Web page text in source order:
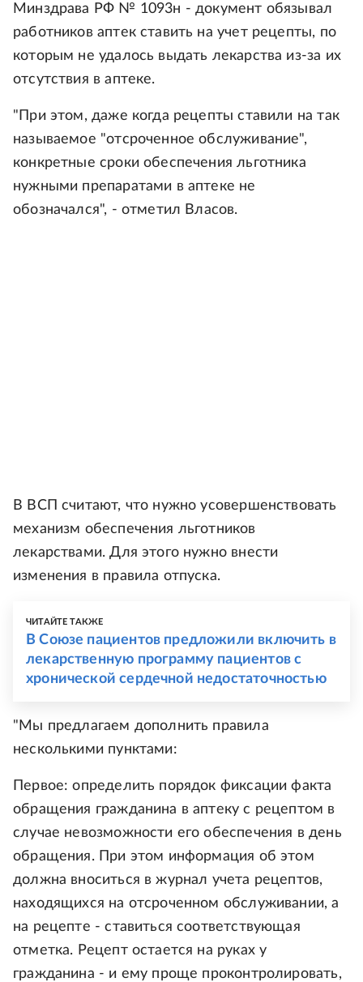
Минздрава РФ № 1093н - документ обязывал
работников аптек ставить на учет рецепты, по
которым не удалось выдать лекарства из-за их
отсутствия в аптеке.
"При этом, даже когда рецепты ставили на так
называемое "отсроченное обслуживание",
конкретные сроки обеспечения льготника
нужными препаратами в аптеке не
обозначался", - отметил Власов.
В ВСП считают, что нужно усовершенствовать
механизм обеспечения льготников
лекарствами. Для этого нужно внести
изменения в правила отпуска.
ЧИТАЙТЕ ТАКЖЕ
В Союзе пациентов предложили включить в
лекарственную программу пациентов с
хронической сердечной недостаточностью
"Мы предлагаем дополнить правила
несколькими пунктами:
Первое: определить порядок фиксации факта
обращения гражданина в аптеку с рецептом в
случае невозможности его обеспечения в день
обращения. При этом информация об этом
должна вноситься в журнал учета рецептов,
находящихся на отсроченном обслуживании, а
на рецепте - ставиться соответствующая
отметка. Рецепт остается на руках у
гражданина - и ему проще проконтролировать,